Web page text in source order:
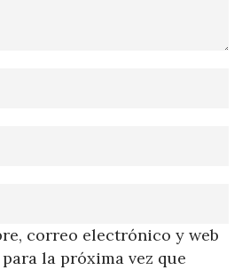
correo electrónico y web
la próxima vez que